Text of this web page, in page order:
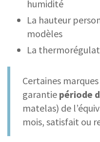
humidité
La hauteur
modèles
La
Certaines
garantie période
matelas) de
mois, satisfait ou